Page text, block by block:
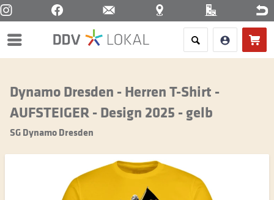
Menü
Dynamo Dresden - Herren T-Shirt -
AUFSTEIGER - Design 2025 - gelb
SG Dynamo Dresden